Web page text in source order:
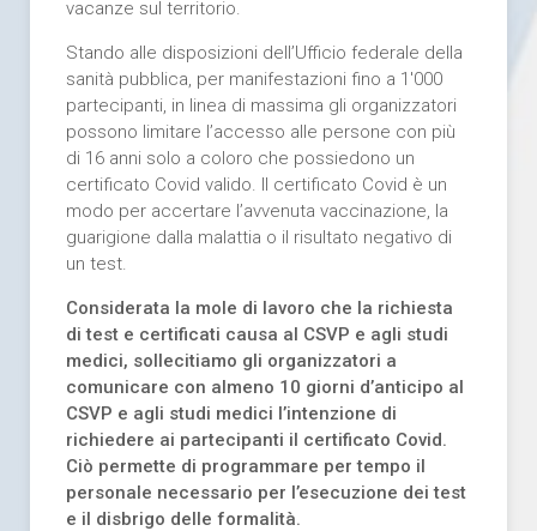
vacanze sul territorio.
Stando alle disposizioni dell’Ufficio federale della
sanità pubblica, per manifestazioni fino a 1'000
partecipanti, in linea di massima gli organizzatori
possono limitare l’accesso alle persone con più
di 16 anni solo a coloro che possiedono un
certificato Covid valido. Il certificato Covid è un
modo per accertare l’avvenuta vaccinazione, la
guarigione dalla malattia o il risultato negativo di
un test.
Considerata la mole di lavoro che la richiesta
di test e certificati causa al CSVP e agli studi
medici, sollecitiamo gli organizzatori a
comunicare con almeno 10 giorni d’anticipo al
CSVP e agli studi medici l’intenzione di
richiedere ai partecipanti il certificato Covid.
Ciò permette di programmare per tempo il
personale necessario per l’esecuzione dei test
e il disbrigo delle formalità.